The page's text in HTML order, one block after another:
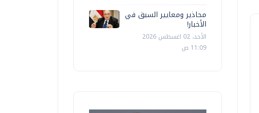
محاذير ومعايير السبق في
الأخبار!
الأحد، 02 اغسطس 2026
11:09 ص